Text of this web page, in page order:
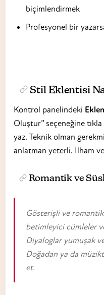
biçimlendirmek
Profesyonel bir
Stil Eklentisi
Kontrol panelindeki
Oluştur” seçeneğine
yaz. Teknik olman
anlatman yeterli. İlham
Romantik ve
Gösterişli ve
betimleyici cümleler
Diyaloglar yumuşak
Doğadan ya da
et.